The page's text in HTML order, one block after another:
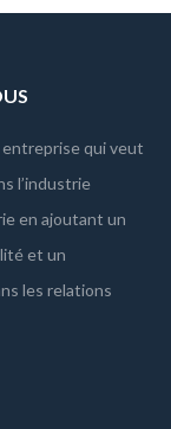
qui veut
l’industrie
en ajoutant un
et un
les relations